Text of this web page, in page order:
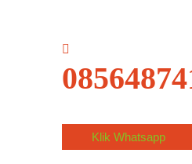
Klik Whatsapp